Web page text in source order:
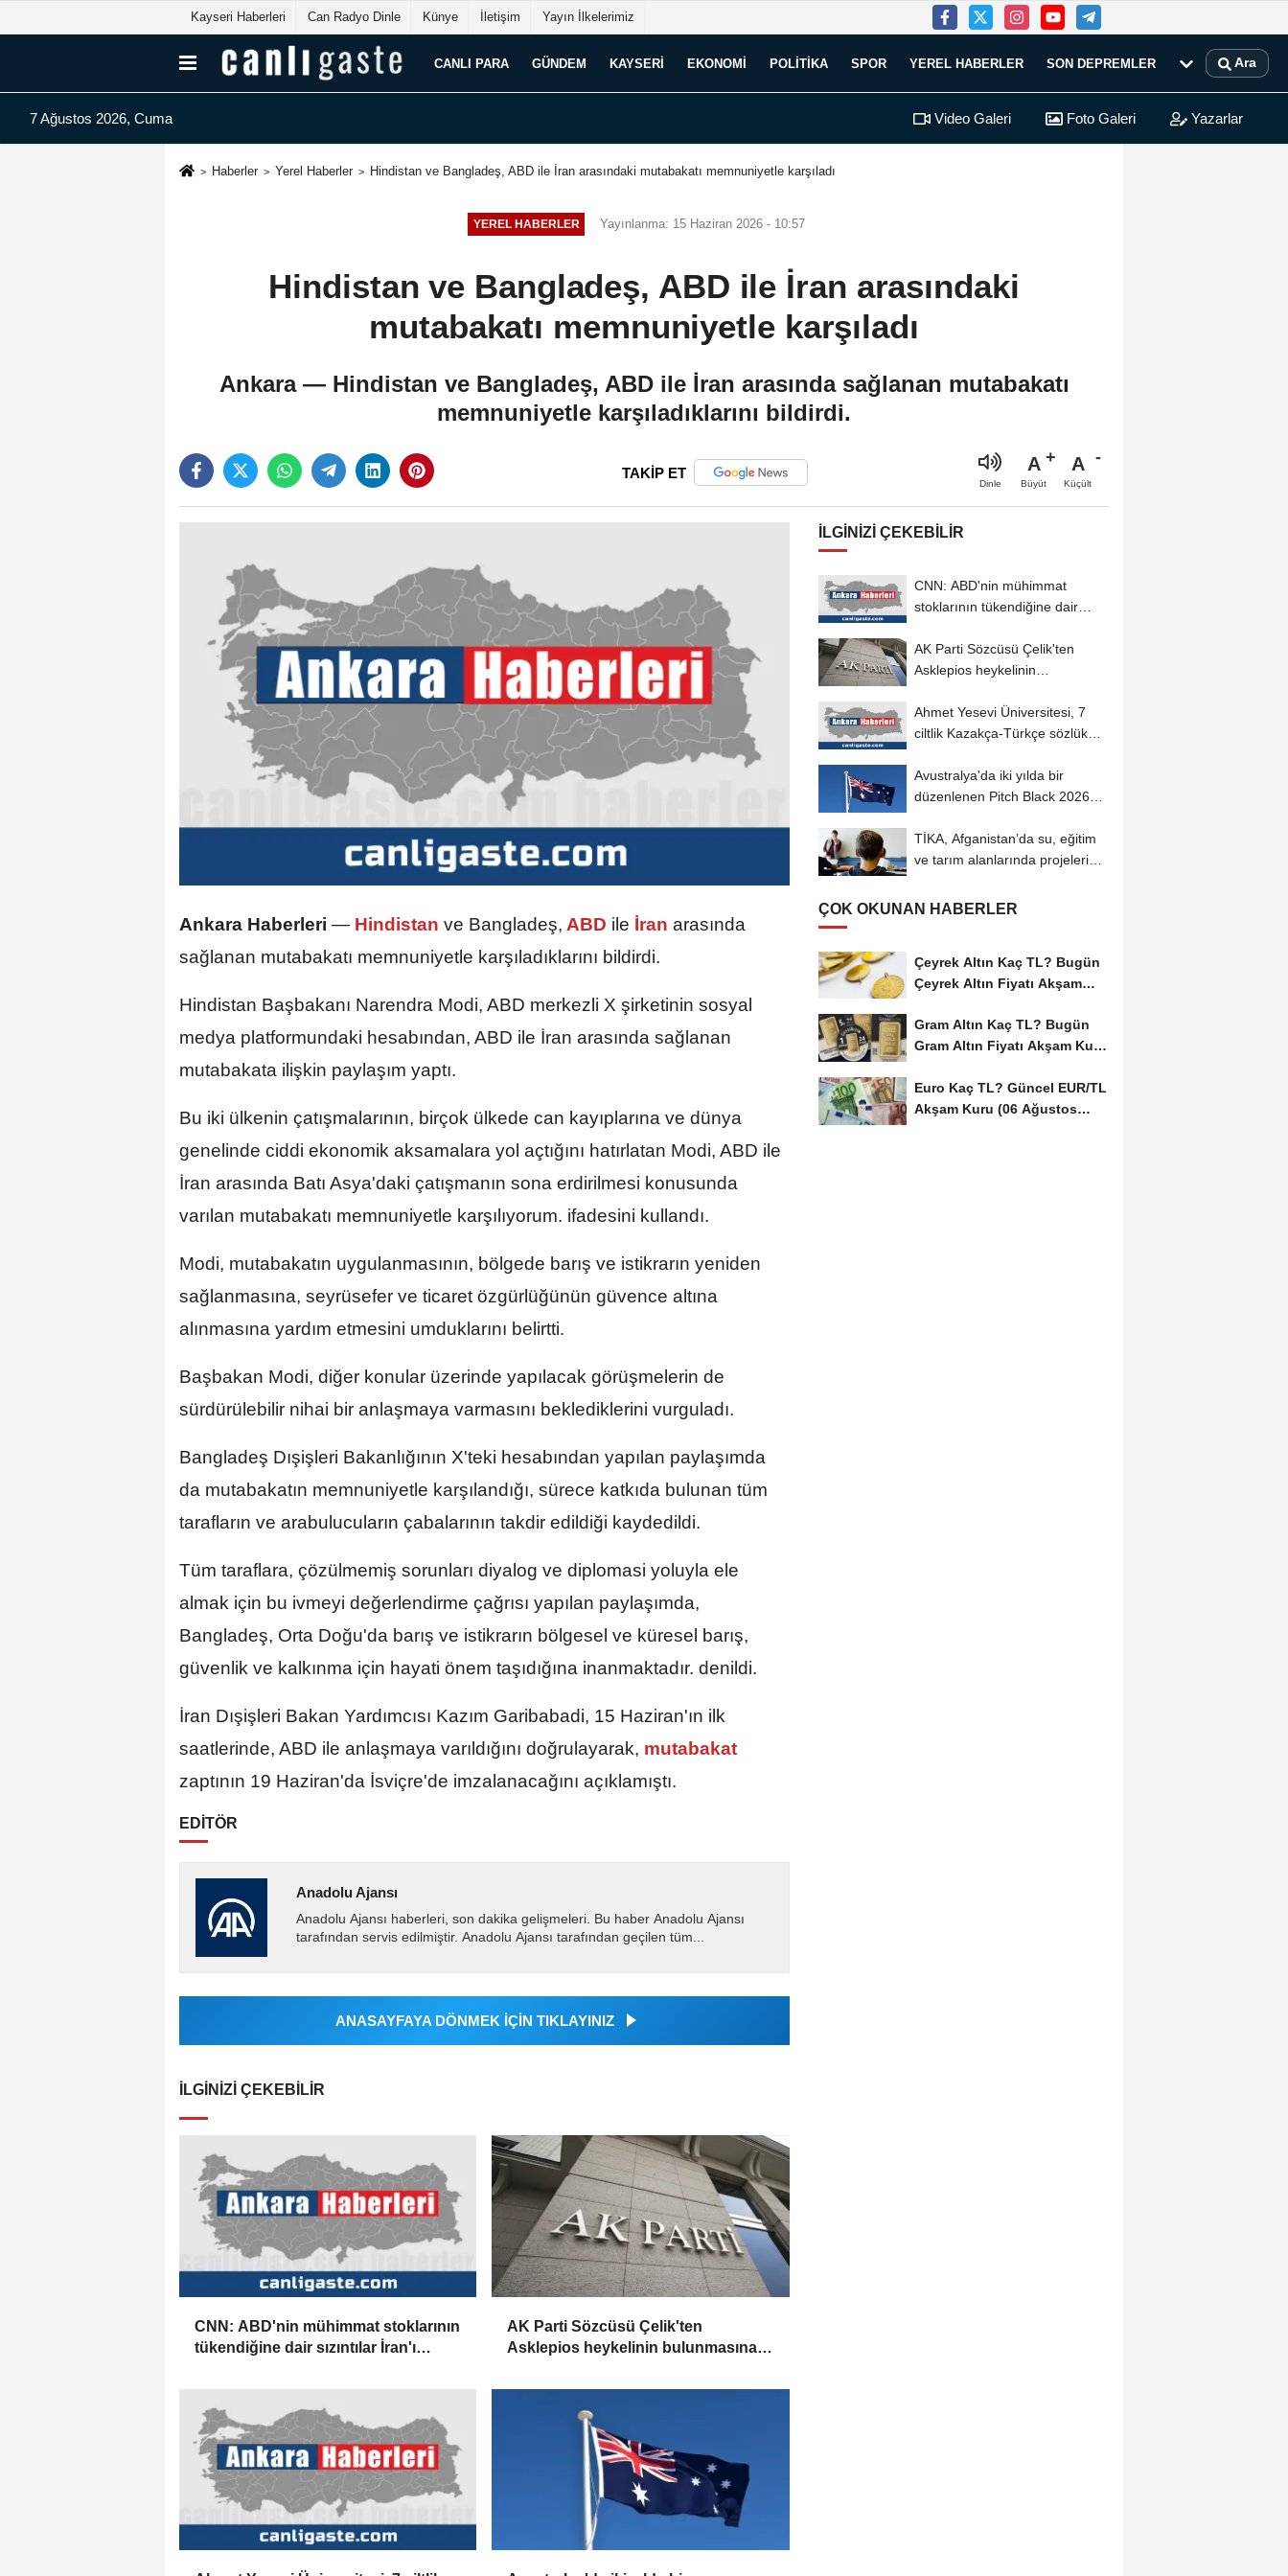
Kayseri Haberleri Can Radyo Dinle Künye İletişim Yayın İlkelerimiz
CANLI PARA GÜNDEM KAYSERI EKONOMI POLITIKA SPOR YEREL HABERLER SON DEPREMLER Ara
7 Ağustos 2026, Cuma Video Galeri Foto Galeri Yazarlar
Haberler Yerel Haberler Hindistan ve Bangladeş, ABD ile İran arasındaki mutabakatı memnuniyetle karşıladı
YEREL HABERLER Yayınlanma: 15 Haziran 2026 - 10:57
Hindistan ve Bangladeş, ABD ile İran arasındaki
mutabakatı memnuniyetle karşıladı
Ankara — Hindistan ve Bangladeş, ABD ile İran arasında sağlanan mutabakatı
memnuniyetle karşıladıklarını bildirdi.
TAKİP ET
Dinle
A
Büyüt
A
Küçült
Ankara Haberleri — Hindistan ve Bangladeş, ABD ile İran arasında
sağlanan mutabakatı memnuniyetle karşıladıklarını bildirdi.
Hindistan Başbakanı Narendra Modi, ABD merkezli X şirketinin sosyal
medya platformundaki hesabından, ABD ile İran arasında sağlanan
mutabakata ilişkin paylaşım yaptı.
Bu iki ülkenin çatışmalarının, birçok ülkede can kayıplarına ve dünya
genelinde ciddi ekonomik aksamalara yol açtığını hatırlatan Modi, ABD ile
İran arasında Batı Asya'daki çatışmanın sona erdirilmesi konusunda
varılan mutabakatı memnuniyetle karşılıyorum. ifadesini kullandı.
Modi, mutabakatın uygulanmasının, bölgede barış ve istikrarın yeniden
sağlanmasına, seyrüsefer ve ticaret özgürlüğünün güvence altına
alınmasına yardım etmesini umduklarını belirtti.
Başbakan Modi, diğer konular üzerinde yapılacak görüşmelerin de
sürdürülebilir nihai bir anlaşmaya varmasını beklediklerini vurguladı.
Bangladeş Dışişleri Bakanlığının X'teki hesabından yapılan paylaşımda
da mutabakatın memnuniyetle karşılandığı, sürece katkıda bulunan tüm
tarafların ve arabulucuların çabalarının takdir edildiği kaydedildi.
Tüm taraflara, çözülmemiş sorunları diyalog ve diplomasi yoluyla ele
almak için bu ivmeyi değerlendirme çağrısı yapılan paylaşımda,
Bangladeş, Orta Doğu'da barış ve istikrarın bölgesel ve küresel barış,
güvenlik ve kalkınma için hayati önem taşıdığına inanmaktadır. denildi.
İran Dışişleri Bakan Yardımcısı Kazım Garibabadi, 15 Haziran'ın ilk
saatlerinde, ABD ile anlaşmaya varıldığını doğrulayarak, mutabakat
zaptının 19 Haziran'da İsviçre'de imzalanacağını açıklamıştı.
EDİTÖR
Anadolu Ajansı
Anadolu Ajansı haberleri, son dakika gelişmeleri. Bu haber Anadolu Ajansı
tarafından servis edilmiştir. Anadolu Ajansı tarafından geçilen tüm...
ANASAYFAYA DÖNMEK İÇİN TIKLAYINIZ
İLGINIZI ÇEKEBILIR
CNN: ABD'nin mühimmat stoklarının
tükendiğine dair sızıntılar İran'ı
AK Parti Sözcüsü Çelik'ten
Asklepios heykelinin bulunmasına
İLGINIZI ÇEKEBILIR
CNN: ABD'nin mühimmat
stoklarının tükendiğine dair
AK Parti Sözcüsü Çelik'ten
Asklepios heykelinin
Ahmet Yesevi Üniversitesi, 7
ciltlik Kazakça-Türkçe sözlük
Avustralya'da iki yılda bir
düzenlenen Pitch Black 2026
TİKA, Afganistan’da su, eğitim
ve tarım alanlarında projeleri
ÇOK OKUNAN HABERLER
Çeyrek Altın Kaç TL? Bugün
Çeyrek Altın Fiyatı Akşam
Gram Altın Kaç TL? Bugün
Gram Altın Fiyatı Akşam Kuru
Euro Kaç TL? Güncel EUR/TL
Akşam Kuru (06 Ağustos